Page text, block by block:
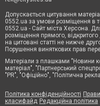
Допускається цитування
0552.ua за умови розміщення в
0552.ua - Сайт міста Херсона.
розміщення прямого,
на цитовані статті не нижче
Порушення виняткових прав
Матеріали з плашками "Новини
матеріал", "Партнерський
"PR", "Офіційно", "Політична
Політика конфіденційності
класифайд Редакційна політика